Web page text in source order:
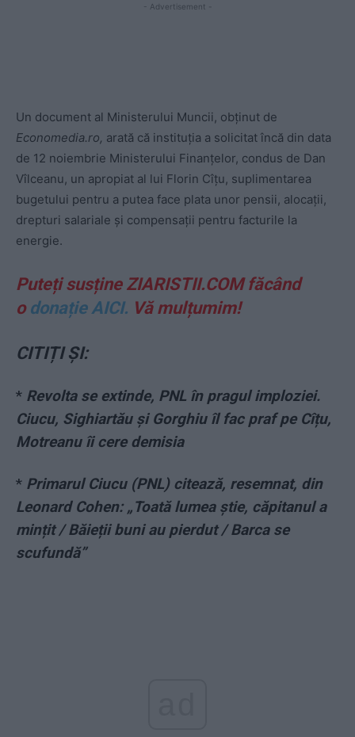
- Advertisement -
Un document al Ministerului Muncii, obținut de
Economedia.ro, arată că instituția a solicitat încă din data
de 12 noiembrie Ministerului Finanțelor, condus de Dan
Vîlceanu, un apropiat al lui Florin Cîțu, suplimentarea
bugetului pentru a putea face plata unor pensii, alocații,
drepturi salariale și compensații pentru facturile la
energie.
Puteți susține ZIARISTII.COM făcând
o donație AICI. Vă mulțumim!
CITIȚI ȘI:
* Revolta se extinde, PNL în pragul imploziei.
Ciucu, Sighiartău și Gorghiu îl fac praf pe Cîțu,
Motreanu îi cere demisia
* Primarul Ciucu (PNL) citează, resemnat, din
Leonard Cohen: „Toată lumea știe, căpitanul a
mințit / Băieții buni au pierdut / Barca se
scufundă”